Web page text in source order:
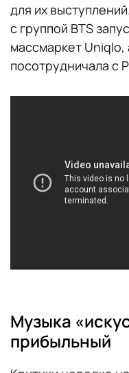
для их
с группой BTS
массмаркет Uniqlo,
посотрудничала с
Музыка
прибыльный